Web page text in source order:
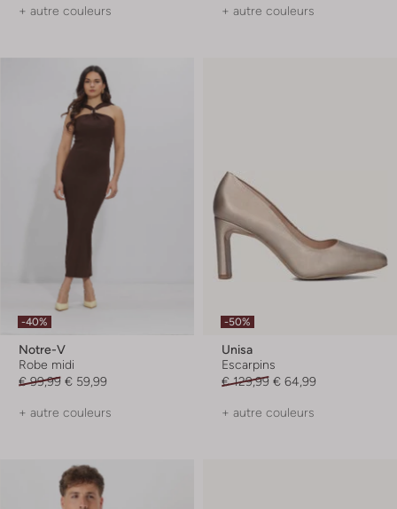
+ autre couleurs + autre couleurs
-40%
Notre-V
Robe midi
€ 99,99 € 59,99
+ autre couleurs
-50%
Unisa
Escarpins
€ 129,99 € 64,99
+ autre couleurs